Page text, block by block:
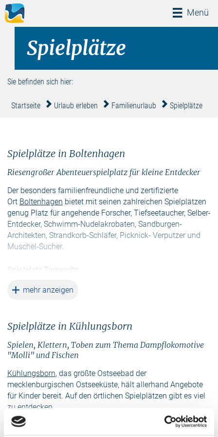
Menü
Menü
Spielplätze
Sie befinden sich hier:
Startseite Urlaub erleben Familienurlaub Spielplätze
Spielplätze in Boltenhagen
Riesengroßer Abenteuerspielplatz für kleine Entdecker
Der besonders familienfreundliche und zertifizierte
Ort Boltenhagen bietet mit seinen zahlreichen Spielplätzen
genug Platz für angehende Forscher, Tiefseetaucher, Selber-
Entdecker, Schwimm-Nudelakrobaten, Sandburgen-
Architekten, Strandkorb-Schläfer, Picknick- Verputzer und
Muschel-Sucher.
Spielplatz Tarnewitz
befindet sich ein Spieltplatz mit Wippe, Schaukel,
Schaukel, Kletterturm mit Rutsche und eine Netzschaukel -
das alles lässt sich auf dem Spielplatz hinter dem Festsaal
finden.
Spielplatz am Hotel John Brinckman
Geschützt im Küstenschutzwald zwischen Mittel- und
Strandpromenade befindet sich, gegenüber des Hotels
John Brinckman, ein schattiger Spielplatz.
weiterlesen
mehr anzeigen
Spielplätze in Kühlungsborn
Spielen, Klettern, Toben zum Thema Dampflokomotive
"Molli" und Fischen
Kühlungsborn, das größte Ostseebad der
mecklenburgischen Ostseeküste, hält allerhand Angebote
für Kinder bereit. Auf den örtlichen Spielplätzen gibt es viel
zu entdecken.
Strandspielplatz West